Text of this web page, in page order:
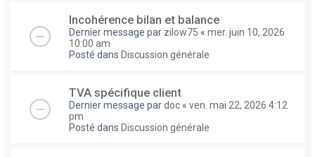
Incohérence bilan et balance
Dernier message par zilow75 « mer. juin 10, 2026
10:00 am
Posté dans Discussion générale
TVA spécifique client
Dernier message pardoc « ven. mai 22, 2026 4:12
pm
Posté dans Discussion générale